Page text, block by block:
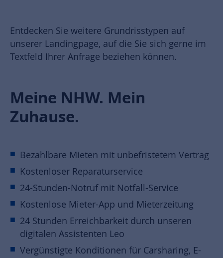
Entdecken Sie weitere Grundrisstypen auf
unserer Landingpage, auf die Sie sich gerne im
Textfeld Ihrer Anfrage beziehen können.
Meine NHW. Mein
Zuhause.
Bezahlbare Mieten mit unbefristetem Vertrag
Kostenloser Reparaturservice
24-Stunden-Notruf mit Notfall-Service
Kostenlose Mieter-App und Mieterzeitung
24 Stunden Erreichbarkeit durch unseren
digitalen Assistenten Leo
Vergünstigte Konditionen für Carsharing, E-